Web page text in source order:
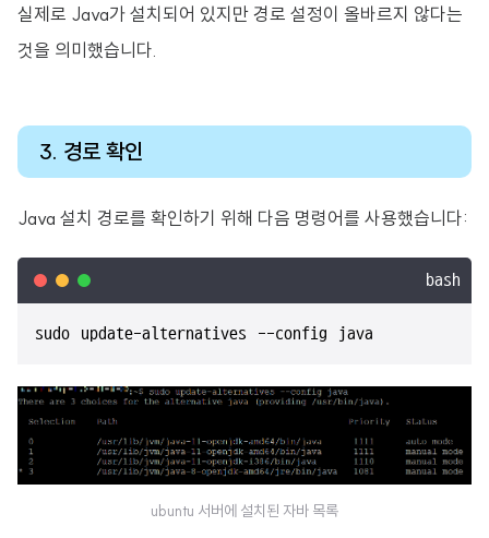
실제로 Java가 설치되어 있지만 경로 설정이 올바르지 않다는
것을 의미했습니다.
3. 경로 확인
Java 설치 경로를 확인하기 위해 다음 명령어를 사용했습니다:
bash
sudo update-alternatives --config java
ubuntu 서버에 설치된 자바 목록